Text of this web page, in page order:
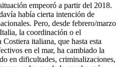
empeoró a partir del 2018.
había cierta intención de
Pero, desde febrero/marzo
la coordinación o el
italiana, que hasta esta
en el mar, ha cambiado la
en dificultades, criminalizaciones,